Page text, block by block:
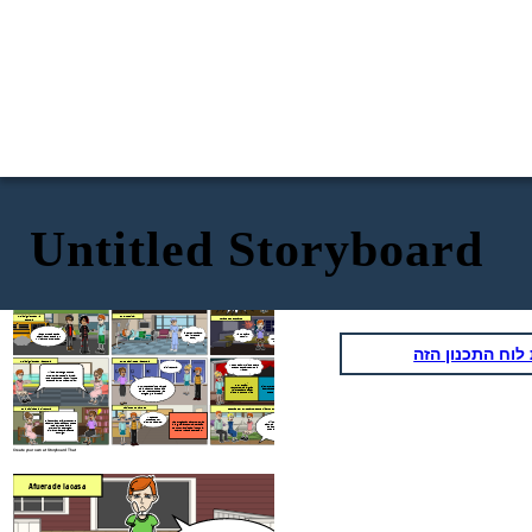
Untitled Storyboard
Create your own at Storyboard That
Al día siguiente en la
escuela
Mateo prueba estas
pastillas que te harán
olvidar tus problemas.
En el hospital
!Pobre muchacho,
tan joven que
está¡
Llorando en su cuarto
hambre.
Ya no quiero
mentir.
Miss Rosy tengo muchos
problemas, necesito ayuda.
No te preocupes Mateo, juntos
encontraremos una solución.
Al día siguiente en la escuela
En la oficina de la Directora
Directora quería proponerle
hacer una campaña con todos
los alumnos para la
prevención de drogas.
Si claro maestra, cuente
conmigo.
Si directora.
En los pasillos de la escuela
Haciendo los carteles
Las drogas causan problemas
a largo plazo como alteración
de humor, ansiedad, insomnio,
muerte y hasta depresión.
quedando muy
bien los carteles.
Después de ver los carteles que hicieron sus compañeros
Hijo tu papá y yo te pedimos una
disculpa por haberte tratado así en vez
de apoyarte, de ahora en adelante
cuentas con nosotros para lo que
Nos quedó muy bien espero
que con esto ayudemos a
Mateo.
Prevención:
-Contárselo a alguien
-Si eres padre estar
siempre con tus hijos
Siempre rechaza la droga y
apártate de las personas
Alumnos necesito su ayuda
para hacer una campaña
sobre los efectos de las
drogas ¿Me ayudan ?
Afuera de la casa
התכנון הזה